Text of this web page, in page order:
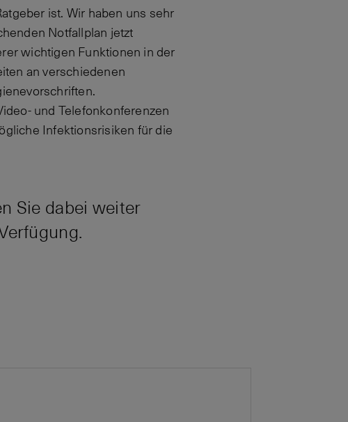
ist. Wir haben uns sehr
Notfallplan jetzt
wichtigen Funktionen in der
an verschiedenen
und Telefonkonferenzen
Infektionsrisiken für die
Sie dabei weiter